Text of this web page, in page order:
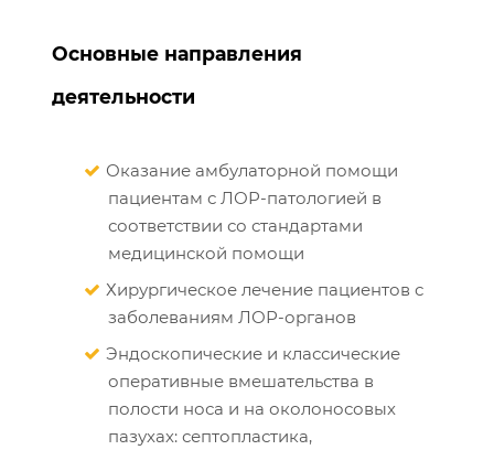
Основные направления
деятельности
Оказание амбулаторной помощи
пациентам с ЛОР-патологией в
соответствии со стандартами
медицинской помощи
Хирургическое лечение пациентов с
заболеваниям ЛОР-органов
Эндоскопические и классические
оперативные вмешательства в
полости носа и на околоносовых
пазухах: септопластика,